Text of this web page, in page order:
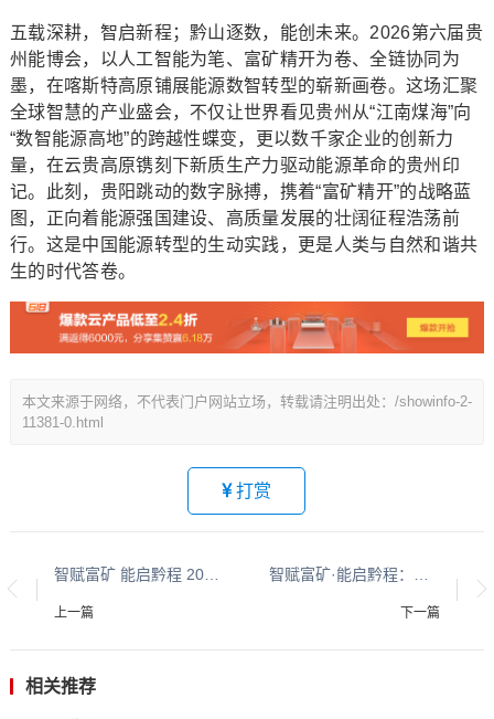
五载深耕，智启新程；黔山逐数，能创未来。2026第六届贵
州能博会，以人工智能为笔、富矿精开为卷、全链协同为
墨，在喀斯特高原铺展能源数智转型的崭新画卷。这场汇聚
全球智慧的产业盛会，不仅让世界看见贵州从“江南煤海”向
“数智能源高地”的跨越性蝶变，更以数千家企业的创新力
量，在云贵高原镌刻下新质生产力驱动能源革命的贵州印
记。此刻，贵阳跳动的数字脉搏，携着“富矿精开”的战略蓝
图，正向着能源强国建设、高质量发展的壮阔征程浩荡前
行。这是中国能源转型的生动实践，更是人类与自然和谐共
生的时代答卷。
本文来源于网络，不代表门户网站立场，转载请注明出处：/showinfo-2-
11381-0.html
打赏
智赋富矿 能启黔程 2026第六届中国贵州国际能源产业博览交易会在贵阳开幕
上一篇
智赋富矿·能启黔程：人工智能赋能贵州能源高质量发展高端学术会议成功举办
下一篇
相关推荐